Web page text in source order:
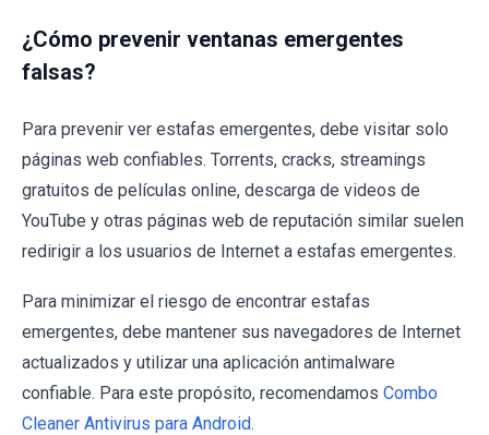
¿Cómo prevenir ventanas emergentes
falsas?
Para prevenir ver estafas emergentes, debe visitar solo
páginas web confiables. Torrents, cracks, streamings
gratuitos de películas online, descarga de videos de
YouTube y otras páginas web de reputación similar suelen
redirigir a los usuarios de Internet a estafas emergentes.
Para minimizar el riesgo de encontrar estafas
emergentes, debe mantener sus navegadores de Internet
actualizados y utilizar una aplicación antimalware
confiable. Para este propósito, recomendamos Combo
Cleaner Antivirus para Android.